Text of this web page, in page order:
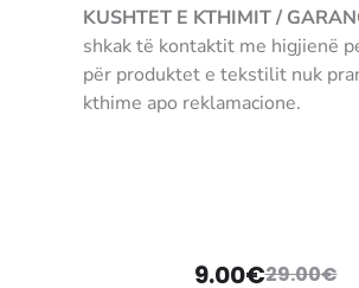
KUSHTET E KTHIMIT /
shkak të kontaktit me higjienë
për produktet e tekstilit nuk
kthime apo reklamacione.
29.00€
9.00€